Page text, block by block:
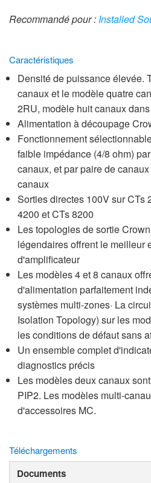
Recommandé pour :Installed
Caractéristiques
Densité de puissance élevée.
canaux et le modèle quatre
2RU, modèle huit canaux
Alimentation à découpage
Fonctionnement
faible impédance (4/8 ohm)
canaux, et par paire de
canaux
Sorties directes 100V sur CTs
4200 et CTs 8200
Les topologies de sortie
légendaires offrent le meilleur
d'amplificateur
Les modèles 4 et 8 canaux
d'alimentation parfaitement
systèmes multi-zones· La
Isolation Topology) sur les
les conditions de défaut sans
Un ensemble complet
diagnostics précis
Les modèles deux canaux
PIP2. Les modèles multi-
d'accessoires MC.
Téléchargements
Documents